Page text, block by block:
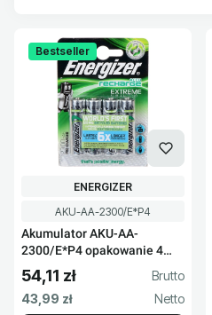
Bestseller
Kod produktu
AKU-AA-2300/E*P4
Akumulator AKU-AA-
2300/E*P4 opakowanie 4
sztuki
PRODUCENT
ENERGIZER
Cena brutto
54,11 zł
Cena netto
43,99 zł